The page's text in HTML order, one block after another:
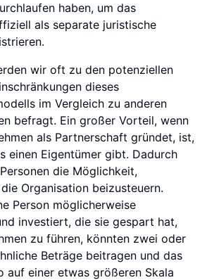
haben, um das
als separate juristische
wir oft zu den potenziellen
dieses
im Vergleich zu anderen
befragt. Ein großer Vorteil, wenn
als Partnerschaft gründet, ist,
einen Eigentümer gibt. Dadurch
die Möglichkeit,
Organisation beizusteuern.
Person möglicherweise
investiert, die sie gespart hat,
zu führen, könnten zwei oder
Beträge beitragen und das
auf einer etwas größeren Skala